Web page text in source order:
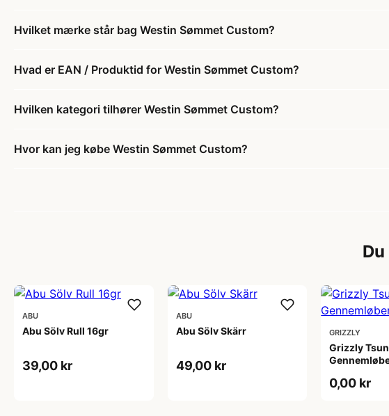
Hvilket mærke står bag Westin Sømmet Custom?
Hvad er EAN / Produktid for Westin Sømmet Custom?
Hvilken kategori tilhører Westin Sømmet Custom?
Hvor kan jeg købe Westin Sømmet Custom?
ABU
Abu Sölv Rull 16gr
39,00 kr
ABU
Abu Sölv Skärr
49,00 kr
GRIZZLY
Grizzly
0,00 kr